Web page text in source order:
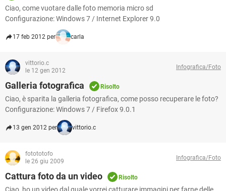
Ciao, come vuotare dalle foto memoria micro sd
Configurazione: Windows 7 / Internet Explorer 9.0
17 feb 2012 per carla
vittorio.c
le 12 gen 2012
Infografica/Foto
Galleria fotografica Risolto
Ciao, è sparita la galleria fotografica, come posso recuperare le foto?
Configurazione: Windows 7 / Firefox 9.0.1
13 gen 2012 per vittorio.c
fotototofo
le 26 giu 2009
Infografica/Foto
Cattura foto da un video Risolto